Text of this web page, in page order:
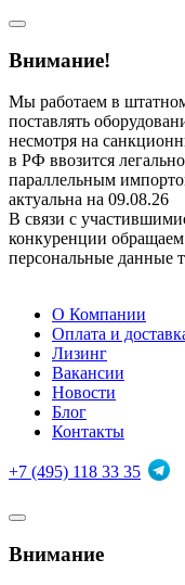
Внимание!
Мы работаем в
поставлять
несмотря на
в РФ ввозится
параллельным
актуальна на 09.08.26
В связи с
конкуренции
персональные данные
О Компании
Оплата и
Лизинг
Вакансии
Новости
Блог
Контакты
+7 (495) 118 33 35
Внимание